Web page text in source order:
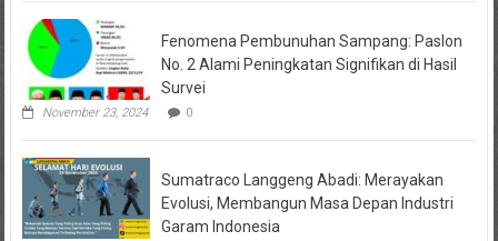
Fenomena Pembunuhan Sampang: Paslon
No. 2 Alami Peningkatan Signifikan di Hasil
Survei
November 23, 2024 0
Sumatraco Langgeng Abadi: Merayakan
Evolusi, Membangun Masa Depan Industri
Garam Indonesia